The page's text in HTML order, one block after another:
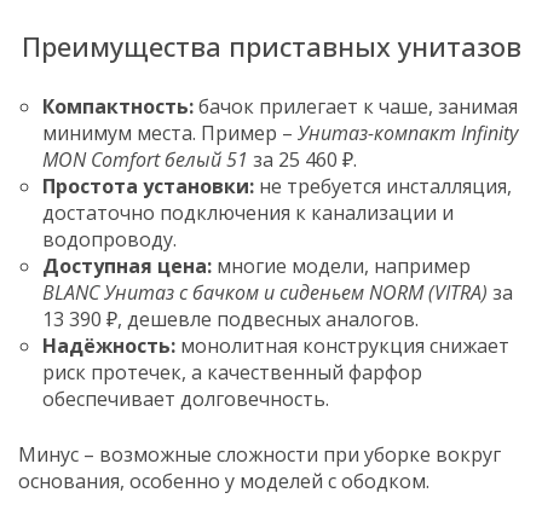
Преимущества приставных унитазов
Компактность:бачок прилегает к чаше, занимая
минимум места. Пример – Унитаз-компакт Infinity
MON Comfort белый 51 за 25 460 ₽.
Простота установки: не требуется инсталляция,
достаточно подключения к канализации и
водопроводу.
Доступная цена: многие модели, например
BLANC Унитаз с бачком и сиденьем NORM (VITRA) за
13 390 ₽, дешевле подвесных аналогов.
Надёжность: монолитная конструкция снижает
риск протечек, а качественный фарфор
обеспечивает долговечность.
Минус – возможные сложности при уборке вокруг
основания, особенно у моделей с ободком.